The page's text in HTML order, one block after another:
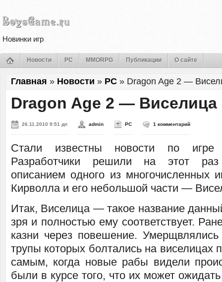
Новинки игр
Новости PC MMORPG Публикации О сайте
Главная » Новости » PC » Dragon Age 2 —
Dragon Age 2 — Виселица
26.11.2010 9:51 дп admin PC 1 комментарий
Стали известны новости по
Разработчики решили на этот
описанием одного из многочисленных
Кирволла и его небольшой части —
Итак, Виселица — такое название
зря и полностью ему соответствует.
казни через повешение.
трупы которых болтались на виселицах
самым, когда новые рабы видели
были в курсе того, что их может